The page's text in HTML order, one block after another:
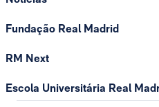
Fundação Real Madrid
RM Next
Escola Universitária Real